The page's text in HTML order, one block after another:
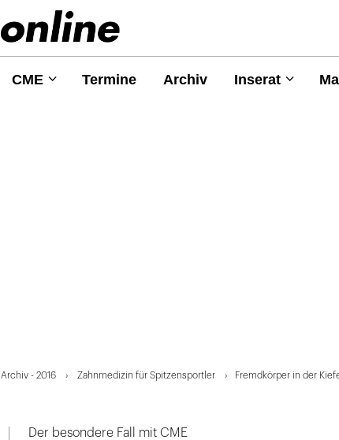
CME Termine Archiv Inserat
Archiv - 2016 Zahnmedizin für Spitzensportler Fremdkörper in der
Der besondere Fall mit CME